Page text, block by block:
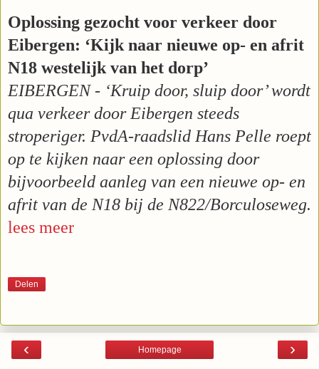
Oplossing gezocht voor verkeer door
Eibergen: ‘Kijk naar nieuwe op- en afrit
N18 westelijk van het dorp’
EIBERGEN - ‘Kruip door, sluip door’ wordt
qua verkeer door Eibergen steeds
stroperiger. PvdA-raadslid Hans Pelle roept
op te kijken naar een oplossing door
bijvoorbeeld aanleg van een nieuwe op- en
afrit van de N18 bij de N822/Borculoseweg.
lees meer
Delen
‹ ›
Homepage